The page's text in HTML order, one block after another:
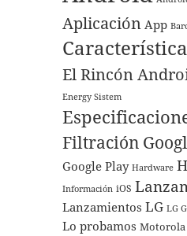
Aplicación App
El Rincón
Energy Sistem
Filtración
Google Play Hardware
Información iOS
Lanzamientos LG LG
Lo probamos Motorola